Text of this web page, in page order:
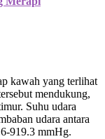
kawah yang terlihat
mendukung,
Suhu udara
udara antara
919.3 mmHg.